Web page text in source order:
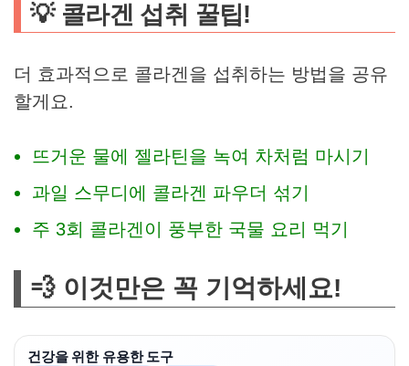
💡 콜라겐 섭취 꿀팁!
더 효과적으로 콜라겐을 섭취하는 방법을 공유
할게요.
뜨거운 물에 젤라틴을 녹여 차처럼 마시기
과일 스무디에 콜라겐 파우더 섞기
주 3회 콜라겐이 풍부한 국물 요리 먹기
💨 이것만은 꼭 기억하세요!
건강을 위한 유용한 도구